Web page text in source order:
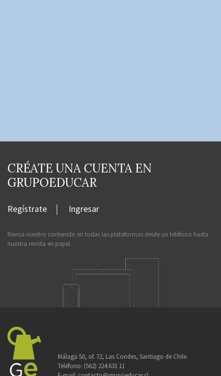
CRÉATE UNA CUENTA EN
GRUPOEDUCAR
Regístrate Ingresar
Revisa nuestro contenido en todas las plataformas desde un teléfono hasta
nuestra revista en papel.
Málaga 50, of. 72, Las Condes, Santiago de Chile.
Teléfono: (562) 224 631 11